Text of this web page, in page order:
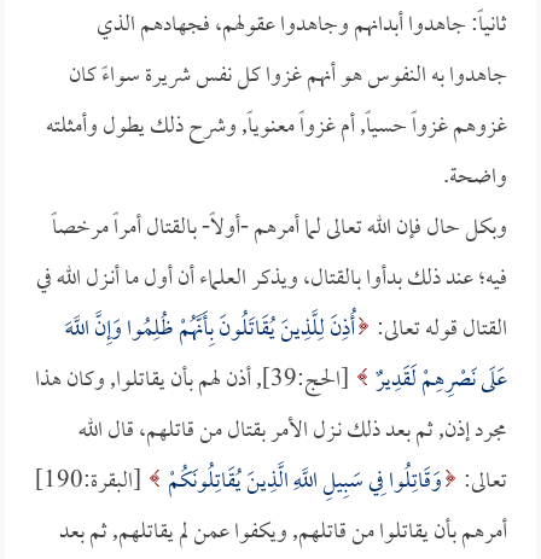
ثانياً: جاهدوا أبدانهم وجاهدوا عقولهم، فجهادهم الذي
جاهدوا به النفوس هو أنهم غزوا كل نفس شريرة سواءً كان
غزوهم غزواً حسياً, أم غزواً معنوياً, وشرح ذلك يطول وأمثلته
واضحة.
وبكل حال فإن الله تعالى لما أمرهم -أولاً- بالقتال أمراً مرخصاً
فيه؛ عند ذلك بدأوا بالقتال، ويذكر العلماء أن أول ما أنـزل الله في
القتال قوله تعالى: أُذِنَ لِلَّذِينَ يُقَاتَلُونَ بِأَنَّهُمْ ظُلِمُوا وَإِنَّ اللَّهَ
عَلَى نَصْرِهِمْ لَقَدِيرٌ
[الحج:39], أذن لهم بأن يقاتلوا, وكان هذا
مجرد إذن, ثم بعد ذلك نـزل الأمر بقتال من قاتلهم، قال الله
تعالى: وَقَاتِلُوا فِي سَبِيلِ اللَّهِ الَّذِينَ يُقَاتِلُونَكُمْ
[البقرة:190]
أمرهم بأن يقاتلوا من قاتلهم, ويكفوا عمن لم يقاتلهم, ثم بعد